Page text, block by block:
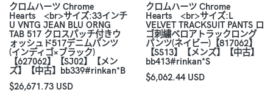
クロムハーツ Chrome
Hearts <br>サイズ:33インチ
U VNTG JEAN BLU ORNG
TAB 517 クロスパッチ付きウ
ォッシュド517デニムパンツ
(インディゴ×ブラック)
【627062】【SJ02】【メン
ズ】【中古】bb339#rinkan*B
$26,671.73 USD
クロムハーツ Chrome
Hearts <br>サイズ:L
VELVET TRACKSUIT PANTS ロ
ゴ刺繍ベロアトラックロング
パンツ(ネイビー)【817062】
【SS13】【メンズ】【中古】
bb413#rinkan*S
$6,062.44 USD